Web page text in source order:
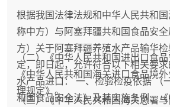
根据我国法律法规和中华人民共和
称中方）与阿塞拜疆共和国食品安全
方）关于阿塞拜疆养殖水产品输华
定，即日起，允许符合以下相关要
水产品进口： 一、检验检疫依据 （
和国食品安全法》及其实施条例、
（二）《中华人民共和国进出口食
《中华人民共和国海关进口食品境
理规定》。
（三）《中华人民共和国海关总署